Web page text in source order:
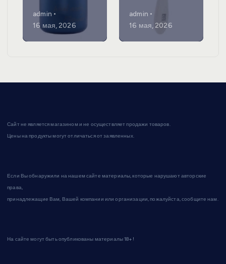
admin
16 мая, 2026
admin
16 мая, 2026
Сайт не является магазином и не осуществляет продажи товаров.
Цены на продукты могут отличаться от заявленных.
Если Вы обнаружили на нашем сайте материалы, которые нарушают авторские
права,
принадлежащие Вам, Вашей компании или организации, пожалуйста, сообщите нам.
На сайте могут быть опубликованы материалы 18+!